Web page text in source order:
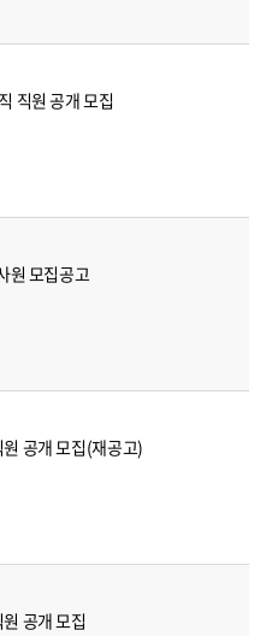
직원 공개 모집
원 모집공고
공개 모집(재공고)
공개 모집